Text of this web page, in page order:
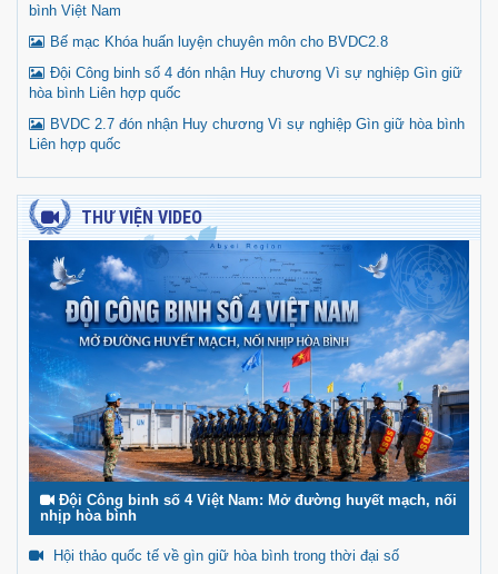
bình Việt Nam
Bế mạc Khóa huấn luyện chuyên môn cho BVDC2.8
Đội Công binh số 4 đón nhận Huy chương Vì sự nghiệp Gìn giữ
hòa bình Liên hợp quốc
BVDC 2.7 đón nhận Huy chương Vì sự nghiệp Gìn giữ hòa bình
Liên hợp quốc
THƯ VIỆN VIDEO
Đội Công binh số 4 Việt Nam: Mở đường huyết mạch, nối
nhịp hòa bình
Hội thảo quốc tế về gìn giữ hòa bình trong thời đại số